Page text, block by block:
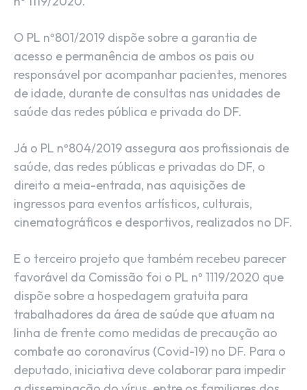
O PL nº801/2019 dispõe sobre a garantia de
acesso e permanência de ambos os pais ou
responsável por acompanhar pacientes, menores
de idade, durante de consultas nas unidades de
saúde das redes pública e privada do DF.
Já o PL nº804/2019 assegura aos profissionais de
saúde, das redes públicas e privadas do DF, o
direito a meia-entrada, nas aquisições de
ingressos para eventos artísticos, culturais,
cinematográficos e desportivos, realizados no DF.
E o terceiro projeto que também recebeu parecer
favorável da Comissão foi o PL nº 1119/2020 que
dispõe sobre a hospedagem gratuita para
trabalhadores da área de saúde que atuam na
linha de frente como medidas de precaução ao
combate ao coronavírus (Covid-19) no DF. Para o
deputado, iniciativa deve colaborar para impedir